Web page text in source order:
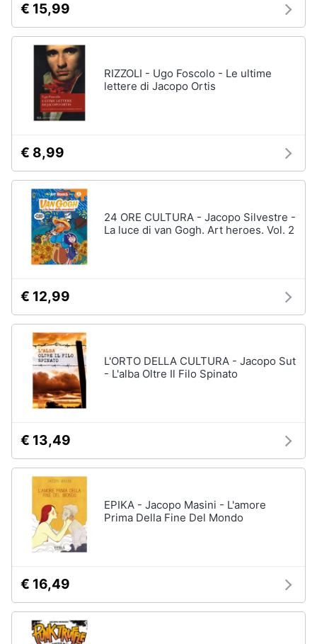
€ 15,99
RIZZOLI - Ugo Foscolo - Le ultime
lettere di Jacopo Ortis
€ 8,99
24 ORE CULTURA - Jacopo Silvestre -
La luce di van Gogh. Art heroes. Vol. 2
€ 12,99
L'ORTO DELLA CULTURA - Jacopo Sut
- L'alba Oltre Il Filo Spinato
€ 13,49
EPIKA - Jacopo Masini - L'amore
Prima Della Fine Del Mondo
€ 16,49